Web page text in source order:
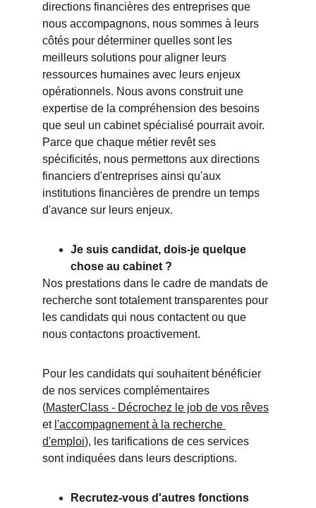
directions financières des entreprises que
nous accompagnons, nous sommes à leurs
côtés pour déterminer quelles sont les
meilleurs solutions pour aligner leurs
ressources humaines avec leurs enjeux
opérationnels. Nous avons construit une
expertise de la compréhension des besoins
que seul un cabinet spécialisé pourrait avoir.
Parce que chaque métier revêt ses
spécificités, nous permettons aux directions
financiers d'entreprises ainsi qu'aux
institutions financières de prendre un temps
d'avance sur leurs enjeux.
Je suis candidat, dois-je quelque
chose au cabinet ?
Nos prestations dans le cadre de mandats de
recherche sont totalement transparentes pour
les candidats qui nous contactent ou que
nous contactons proactivement.
Pour les candidats qui souhaitent bénéficier
de nos services complémentaires
(MasterClass - Décrochez le job de vos rêves
et l'accompagnement à la recherche
d'emploi), les tarifications de ces services
sont indiquées dans leurs descriptions.
Recrutez-vous d'autres fonctions